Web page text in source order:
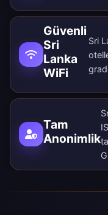
Güvenli
Sri
Lanka
WiFi
Sri
Tam
Anonimlik